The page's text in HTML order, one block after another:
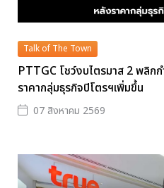
Talk of The Town
PTTGC โชว์งบไตรมาส 2 พลิก
ราคากลุ่มธุรกิจปิโตรฯเพิ่มขึ้น
07 สิงหาคม 2569